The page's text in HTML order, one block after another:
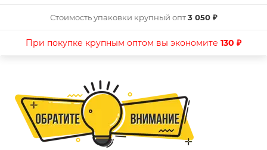
Стоимость упаковки крупный опт3 050 ₽
При покупке крупным оптом вы экономите 130 ₽